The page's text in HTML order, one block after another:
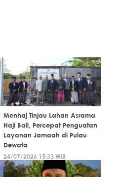
Menhaj Tinjau Lahan Asrama
Haji Bali, Percepat Penguatan
Layanan Jamaah di Pulau
Dewata
24/07/2026 15:33 WIB